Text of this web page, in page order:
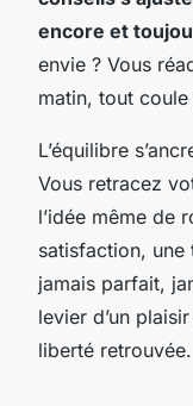
encore et
envie ? Vous
matin, tout
L’équilibre
Vous retracez
l’idée même de
satisfaction, une
jamais parfait,
levier d’un
liberté retrouvée.